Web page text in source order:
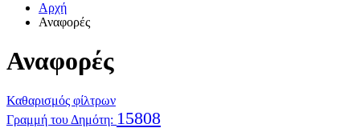
Αρχή
Αναφορές
Αναφορές
Καθαρισμός φίλτρων
Γραμμή του Δημότη: 15808